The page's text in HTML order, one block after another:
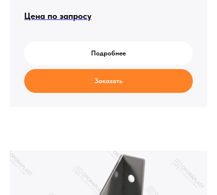
Цена по запросу
Подробнее
Заказать